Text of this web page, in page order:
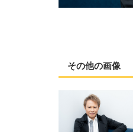
その他の画像